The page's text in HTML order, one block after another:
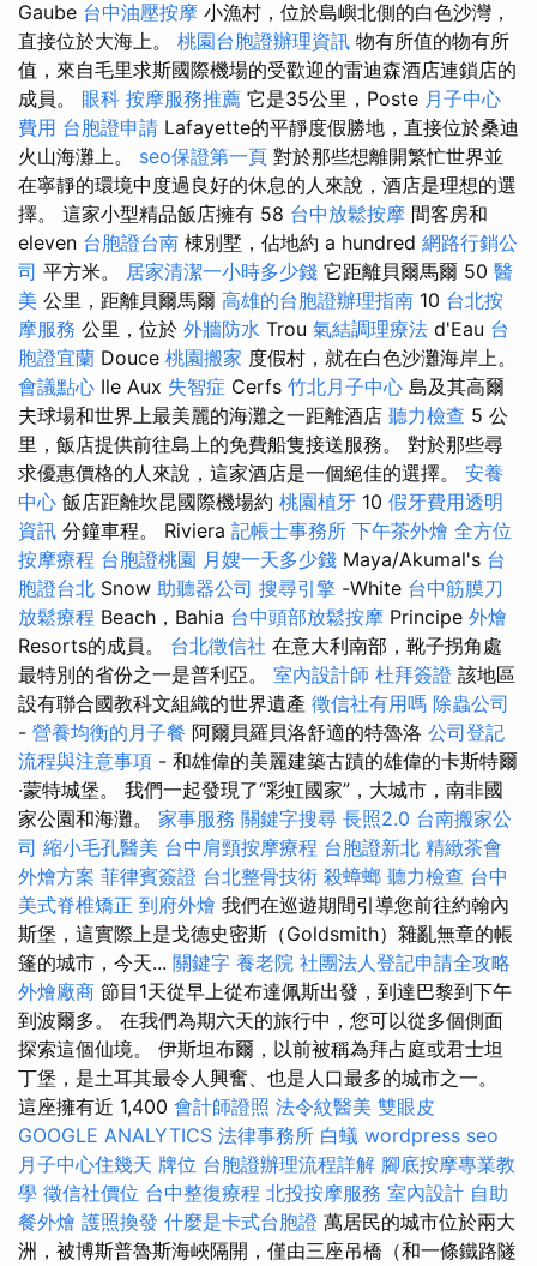
Gaube 台中油壓按摩 小漁村，位於島嶼北側的白色沙灣，
直接位於大海上。 桃園台胞證辦理資訊 物有所值的物有所
值，來自毛里求斯國際機場的受歡迎的雷迪森酒店連鎖店的
成員。 眼科 按摩服務推薦 它是35公里，Poste 月子中心
費用 台胞證申請 Lafayette的平靜度假勝地，直接位於桑迪
火山海灘上。 seo保證第一頁 對於那些想離開繁忙世界並
在寧靜的環境中度過良好的休息的人來說，酒店是理想的選
擇。 這家小型精品飯店擁有 58 台中放鬆按摩 間客房和
eleven 台胞證台南 棟別墅，佔地約 a hundred 網路行銷公
司 平方米。 居家清潔一小時多少錢 它距離貝爾馬爾 50 醫
美 公里，距離貝爾馬爾 高雄的台胞證辦理指南 10 台北按
摩服務 公里，位於 外牆防水 Trou 氣結調理療法 d'Eau 台
胞證宜蘭 Douce 桃園搬家 度假村，就在白色沙灘海岸上。
會議點心 Ile Aux 失智症 Cerfs 竹北月子中心 島及其高爾
夫球場和世界上最美麗的海灘之一距離酒店 聽力檢查 5 公
里，飯店提供前往島上的免費船隻接送服務。 對於那些尋
求優惠價格的人來說，這家酒店是一個絕佳的選擇。 安養
中心 飯店距離坎昆國際機場約 桃園植牙 10 假牙費用透明
資訊 分鐘車程。 Riviera 記帳士事務所 下午茶外燴 全方位
按摩療程 台胞證桃園 月嫂一天多少錢 Maya/Akumal's 台
胞證台北 Snow 助聽器公司 搜尋引擎 -White 台中筋膜刀
放鬆療程 Beach，Bahia 台中頭部放鬆按摩 Principe 外燴
Resorts的成員。 台北徵信社 在意大利南部，靴子拐角處
最特別的省份之一是普利亞。 室內設計師 杜拜簽證 該地區
設有聯合國教科文組織的世界遺產 徵信社有用嗎 除蟲公司
- 營養均衡的月子餐 阿爾貝羅貝洛舒適的特魯洛 公司登記
流程與注意事項 - 和雄偉的美麗建築古蹟的雄偉的卡斯特爾
·蒙特城堡。 我們一起發現了“彩虹國家”，大城市，南非國
家公園和海灘。 家事服務 關鍵字搜尋 長照2.0 台南搬家公
司 縮小毛孔醫美 台中肩頸按摩療程 台胞證新北 精緻茶會
外燴方案 菲律賓簽證 台北整骨技術 殺蟑螂 聽力檢查 台中
美式脊椎矯正 到府外燴 我們在巡遊期間引導您前往約翰內
斯堡，這實際上是戈德史密斯（Goldsmith）雜亂無章的帳
篷的城市，今天... 關鍵字 養老院 社團法人登記申請全攻略
外燴廠商 節目1天從早上從布達佩斯出發，到達巴黎到下午
到波爾多。 在我們為期六天的旅行中，您可以從多個側面
探索這個仙境。 伊斯坦布爾，以前被稱為拜占庭或君士坦
丁堡，是土耳其最令人興奮、也是人口最多的城市之一。
這座擁有近 1,400 會計師證照 法令紋醫美 雙眼皮
GOOGLE ANALYTICS 法律事務所 白蟻 wordpress seo
月子中心住幾天 牌位 台胞證辦理流程詳解 腳底按摩專業教
學 徵信社價位 台中整復療程 北投按摩服務 室內設計 自助
餐外燴 護照換發 什麼是卡式台胞證 萬居民的城市位於兩大
洲，被博斯普魯斯海峽隔開，僅由三座吊橋（和一條鐵路隧